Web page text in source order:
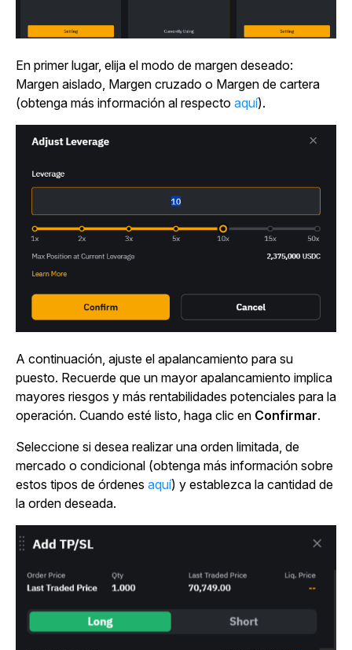
En primer lugar, elija el modo de margen deseado:
Margen aislado, Margen cruzado o Margen de cartera
(obtenga más información al respecto aquí).
A continuación, ajuste el apalancamiento para su
puesto. Recuerde que un mayor apalancamiento implica
mayores riesgos y más rentabilidades potenciales para la
operación. Cuando esté listo, haga clic en Confirmar.
Seleccione si desea realizar una orden limitada, de
mercado o condicional (obtenga más información sobre
estos tipos de órdenes aquí) y establezca la cantidad de
la orden deseada.